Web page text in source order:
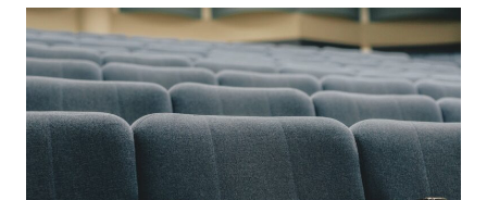
MISSION
DE
DIKILI
TASH